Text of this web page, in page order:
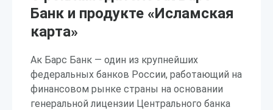
Банк и продукте «Исламская
карта»
Ак Барс Банк — один из крупнейших
федеральных банков России, работающий на
финансовом рынке страны на основании
генеральной лицензии Центрального банка